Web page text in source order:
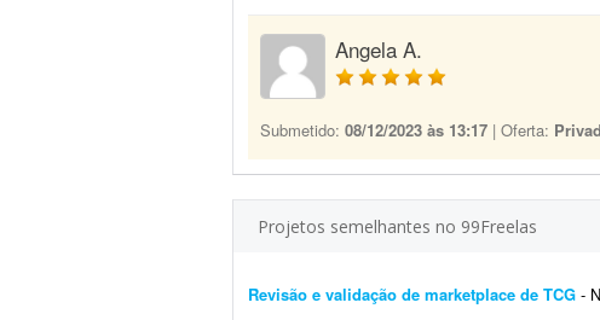
Angela A.
Submetido: 08/12/2023 às 13:17 | Oferta:
Projetos semelhantes no 99Freelas
Revisão e validação de marketplace de TCG -